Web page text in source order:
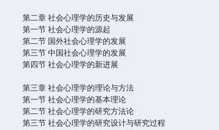
第二章 社会心理学的历史与发展
第一节 社会心理学的源起
第二节 国外社会心理学的发展
第三节 中国社会心理学的发展
第四节 社会心理学的新进展
第三章 社会心理学的理论与方法
第一节 社会心理学的基本理论
第二节 社会心理学的研究方法论
第三节 社会心理学的研究设计与研究过程